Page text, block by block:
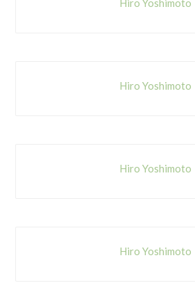
Hiro Yoshimoto
Hiro Yoshimoto
Hiro Yoshimoto
Hiro Yoshimoto